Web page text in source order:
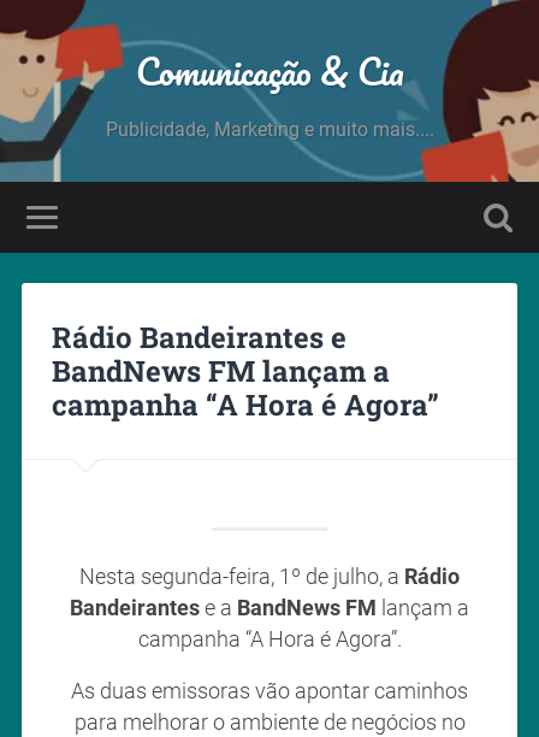
Comunicação & Cia
Publicidade, Marketing e muito mais....
Rádio Bandeirantes e
BandNews FM lançam a
campanha “A Hora é Agora”
Nesta segunda-feira, 1º de julho, a Rádio
Bandeirantes e a BandNews FM lançam a
campanha “A Hora é Agora”.
As duas emissoras vão apontar caminhos
para melhorar o ambiente de negócios no